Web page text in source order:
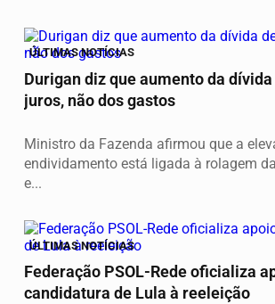
ÚLTIMAS NOTÍCIAS
Durigan diz que aumento da
juros, não dos gastos
Ministro da Fazenda afirmou que a
endividamento está ligada à rolagem
e...
ÚLTIMAS NOTÍCIAS
Federação PSOL-Rede oficializa
candidatura de Lula à reeleição